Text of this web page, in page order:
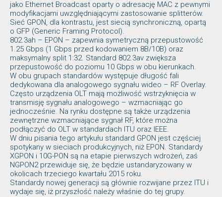
jako Ethernet Broadcast oparty o adresację MAC z pewnymi
modyfikacjami uwzględniającymi zastosowanie splitterów.
Sieć GPON, dla kontrastu, jest siecią synchroniczną, opartą
o GFP (Generic Framing Protocol).
802.3ah – EPON – zapewnia symetryczną przepustowość
1.25 Gbps (1 Gbps przed kodowaniem 8B/10B) oraz
maksymalny split 1:32. Standard 802.3av zwiększa
przepustowość do poziomu 10 Gbps w obu kierunkach.
W obu grupach standardów występuje długość fali
dedykowana dla analogowego sygnału wideo – RF Overlay.
Często urządzenia OLT mają możliwość wstrzyknięcia w
transmisję sygnału analogowego – wzmacniając go
jednocześnie. Na rynku dostępne są także urządzenia
zewnętrzne wzmacniające sygnał RF, które można
podłączyć do OLT w standardach ITU oraz IEEE.
W dniu pisania tego artykułu standard GPON jest częściej
spotykany w sieciach produkcyjnych, niż EPON. Standardy
XGPON i 10G-PON są na etapie pierwszych wdrożeń, zaś
NGPON2 przewiduje się, że będzie ustandaryzowany w
okolicach trzeciego kwartału 2015 roku.
Standardy nowej generacji są głównie rozwijane przez ITU i
wydaje się, iż przyszłość należy właśnie do tej grupy.